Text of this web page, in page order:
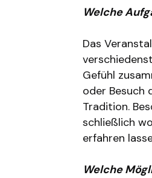
Welche
Das
Gefühl
oder Besuch
Tradition.
schließlich
erfahren
Welche